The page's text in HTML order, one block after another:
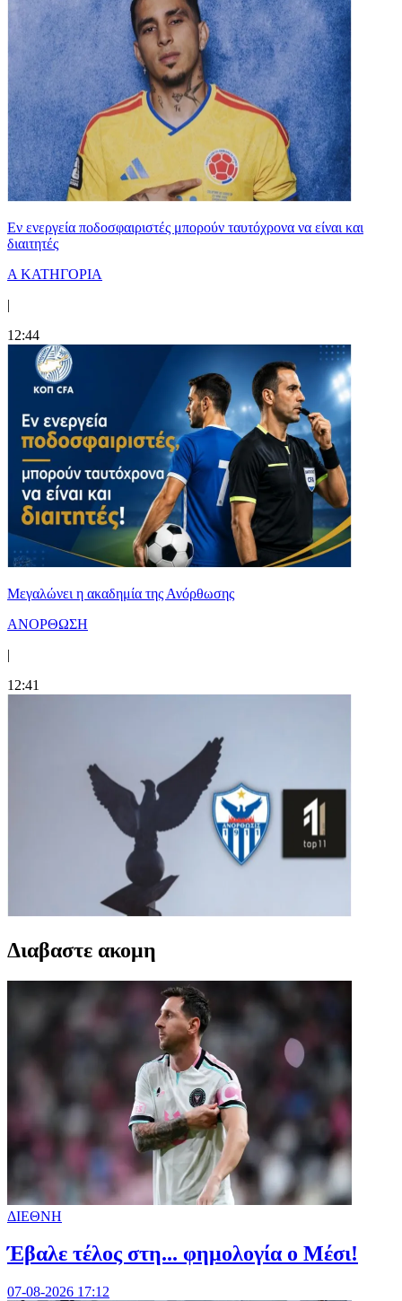
Εν ενεργεία ποδοσφαιριστές μπορούν ταυτόχρονα να είναι και
διαιτητές
Α ΚΑΤΗΓΟΡΙΑ
|
12:44
Μεγαλώνει η ακαδημία της Ανόρθωσης
ΑΝΟΡΘΩΣΗ
|
12:41
Διαβαστε ακομη
ΔΙΕΘΝΗ
Έβαλε τέλος στη... φημολογία o Μέσι!
07-08-2026 17:12